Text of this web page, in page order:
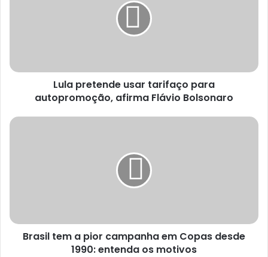
Lula pretende usar tarifaço para
autopromoção, afirma Flávio Bolsonaro
Brasil tem a pior campanha em Copas desde
1990: entenda os motivos